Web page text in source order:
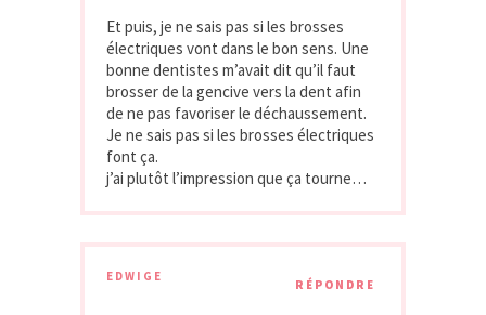
Et puis, je ne sais pas si les brosses
électriques vont dans le bon sens. Une
bonne dentistes m’avait dit qu’il faut
brosser de la gencive vers la dent afin
de ne pas favoriser le déchaussement.
Je ne sais pas si les brosses électriques
font ça.
j’ai plutôt l’impression que ça tourne…
EDWIGE
RÉPONDRE